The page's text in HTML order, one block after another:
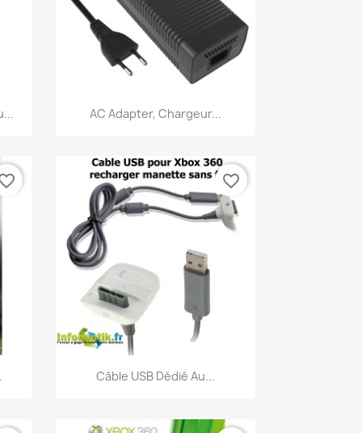
Aperçu rapide
AC Adapter, Chargeur...
Aperçu rapide
Câble USB Dédié Au...
favorite_border